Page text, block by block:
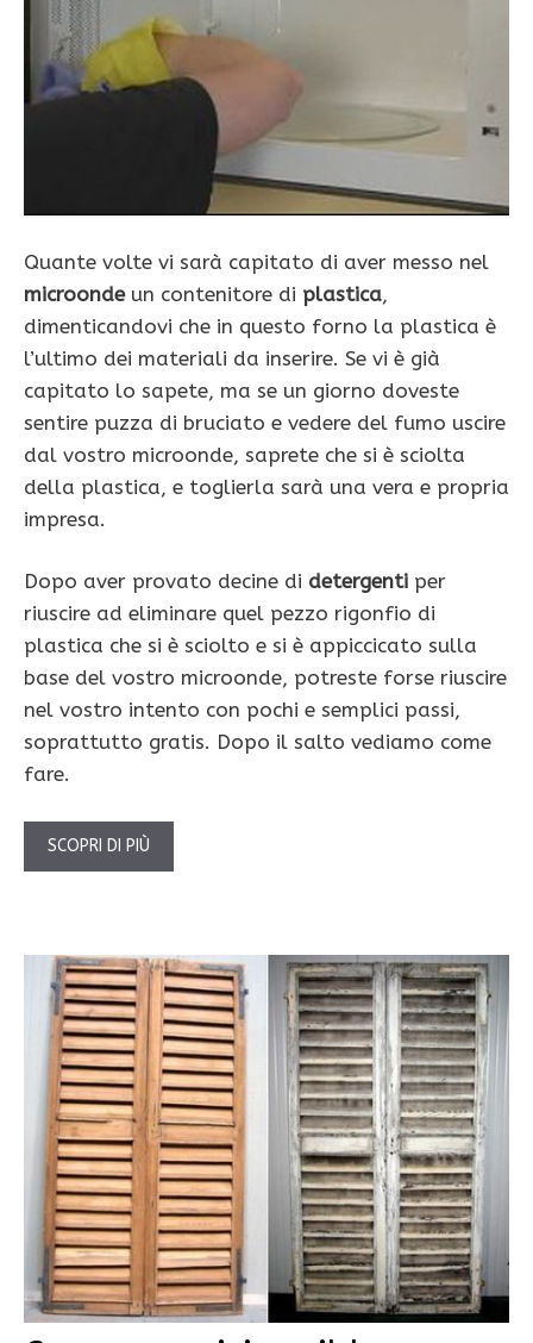
Quante volte vi sarà capitato di aver messo nel
microonde un contenitore di plastica,
dimenticandovi che in questo forno la plastica è
l’ultimo dei materiali da inserire. Se vi è già
capitato lo sapete, ma se un giorno doveste
sentire puzza di bruciato e vedere del fumo uscire
dal vostro microonde, saprete che si è sciolta
della plastica, e toglierla sarà una vera e propria
impresa.
Dopo aver provato decine di detergenti per
riuscire ad eliminare quel pezzo rigonfio di
plastica che si è sciolto e si è appiccicato sulla
base del vostro microonde, potreste forse riuscire
nel vostro intento con pochi e semplici passi,
soprattutto gratis. Dopo il salto vediamo come
fare.
SCOPRI DI PIÙ